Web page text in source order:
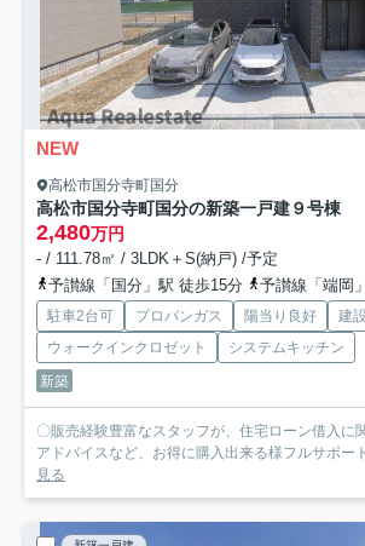
NEW
高松市国分寺町国分
高松市国分寺町国分の新築一戸建９号棟
2,480万円
- / 111.78㎡ / 3LDK＋S(納戸) /予定
予讃線「国分」駅 徒歩15分
予讃線「端岡
駐車2台可 プロパンガス 陽当り良好
建
ウォークインクロゼット
システムキッチン
新築
〇販売経験豊富なスタッフが、住宅ローン借入に
アドバイスなど、お得に購入出来る様フルサポー
見る